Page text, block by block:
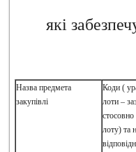
які
Назва предмета
закупівлі
Коди (
лоти –
лоту) та